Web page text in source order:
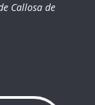
Callosa de